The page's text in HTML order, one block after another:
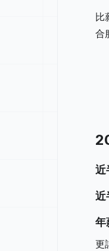
比
合
近
近
年
更